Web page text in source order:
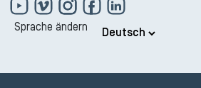
Sprache ändern